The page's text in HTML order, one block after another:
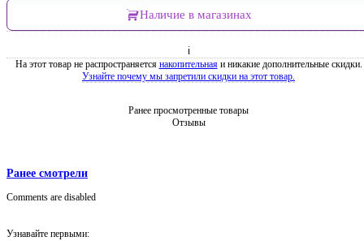
Наличие в магазинах
ℹ
На этот товар не распространяется накопительнаяи никакие дополнительные скидки.
Узнайте почему мы запретили скидки на этот товар.
Ранее просмотренные товары
Отзывы
Ранее смотрели
Comments are disabled
Узнавайте первыми: